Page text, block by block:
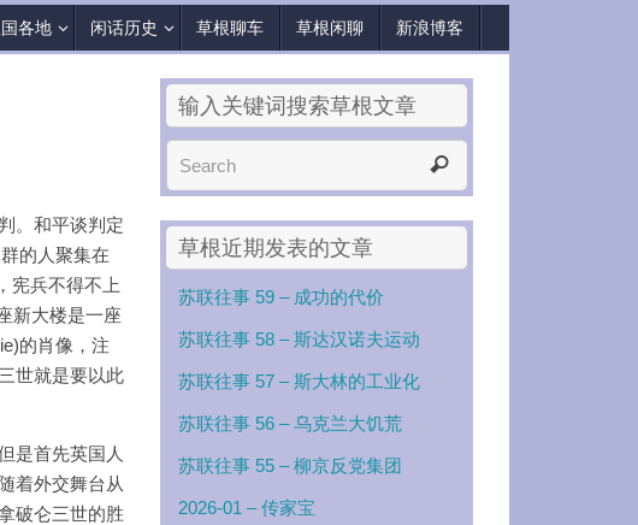
各地 闲话历史 草根聊车 草根闲聊 新浪博客
。和平谈判定
的人聚集在
宪兵不得不上
新大楼是一座
的肖像，注
世就是要以此
是首先英国人
着外交舞台从
破仑三世的胜
输入关键词搜索草根文章
草根近期发表的文章
苏联往事 59 – 成功的代价
苏联往事 58 – 斯达汉诺夫运动
苏联往事 57 – 斯大林的工业化
苏联往事 56 – 乌克兰大饥荒
苏联往事 55 – 柳京反党集团
2026-01 – 传家宝